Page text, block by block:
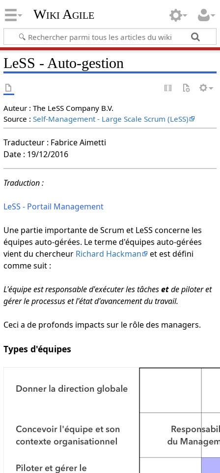
Wiki Agile
LeSS - Auto-gestion
Auteur : The LeSS Company B.V.
Source : Self-Management - Large Scale Scrum (LeSS)
Traducteur : Fabrice Aimetti
Date : 19/12/2016
Traduction :
LeSS - Portail Management
Une partie importante de Scrum et LeSS concerne les
équipes auto-gérées. Le terme d'équipes auto-gérées
vient du chercheur Richard Hackman
et est défini
comme suit :
L'équipe est responsable d'exécuter les tâchesetde piloter et
gérer le processus et l'état d'avancement du travail.
Ceci a de profonds impacts sur le rôle des managers.
Types d'équipes